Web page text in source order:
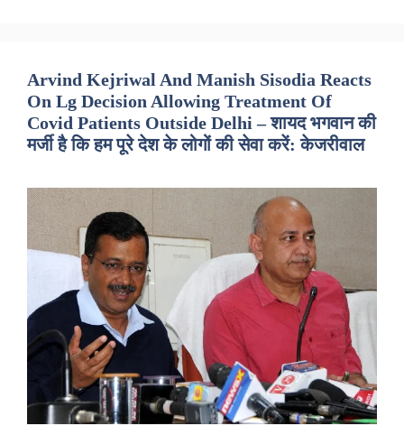
Arvind Kejriwal And Manish Sisodia Reacts
On Lg Decision Allowing Treatment Of
Covid Patients Outside Delhi – शायद भगवान की
मर्जी है कि हम पूरे देश के लोगों की सेवा करें: केजरीवाल